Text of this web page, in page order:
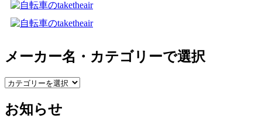
メーカー名・カテゴリーで選択
メ
カ
ー
お知らせ